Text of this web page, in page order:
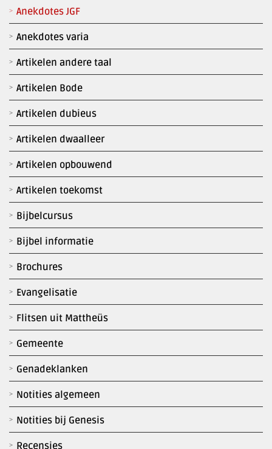
Anekdotes JGF
Anekdotes varia
Artikelen andere taal
Artikelen Bode
Artikelen dubieus
Artikelen dwaalleer
Artikelen opbouwend
Artikelen toekomst
Bijbelcursus
Bijbel informatie
Brochures
Evangelisatie
Flitsen uit Mattheüs
Gemeente
Genadeklanken
Notities algemeen
Notities bij Genesis
Recensies